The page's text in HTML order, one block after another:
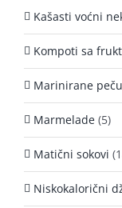
Kašasti voćni
Kompoti sa
Marinirane
Marmelade (5)
Matični sokovi
Niskokalorični